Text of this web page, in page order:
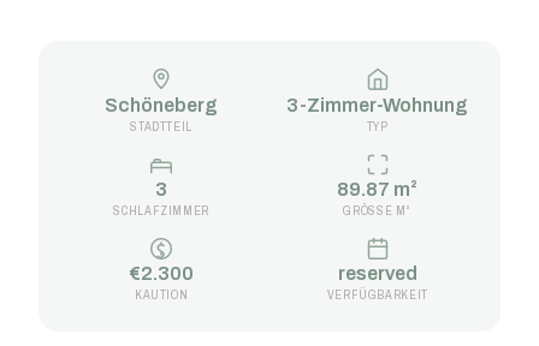
Schöneberg
STADTTEIL
3-Zimmer-Wohnung
TYP
3
SCHLAFZIMMER
89.87 m²
GRÖSSE M²
€2.300
KAUTION
reserved
VERFÜGBARKEIT